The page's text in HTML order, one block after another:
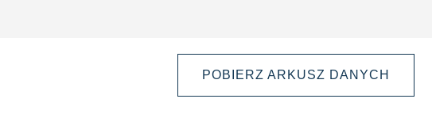
POBIERZ ARKUSZ DANYCH